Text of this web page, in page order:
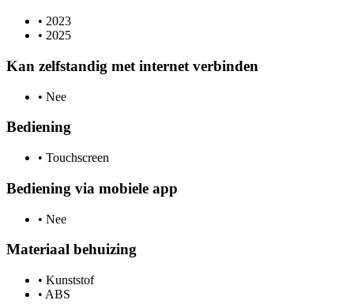
• 2023
• 2025
Kan zelfstandig met internet verbinden
• Nee
Bediening
• Touchscreen
Bediening via mobiele app
• Nee
Materiaal behuizing
• Kunststof
• ABS